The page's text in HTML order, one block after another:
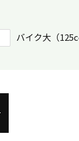
バイク大（